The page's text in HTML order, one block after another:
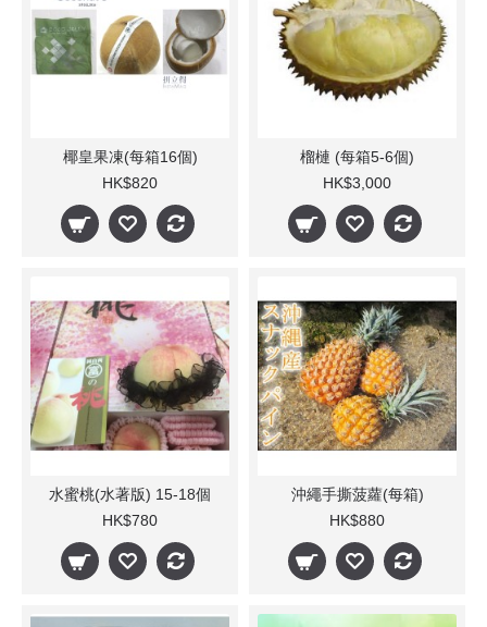
椰皇果凍(每箱16個)
HK$820
榴槤 (每箱5-6個)
HK$3,000
水蜜桃(水著版) 15-18個
HK$780
沖繩手撕菠蘿(每箱)
HK$880